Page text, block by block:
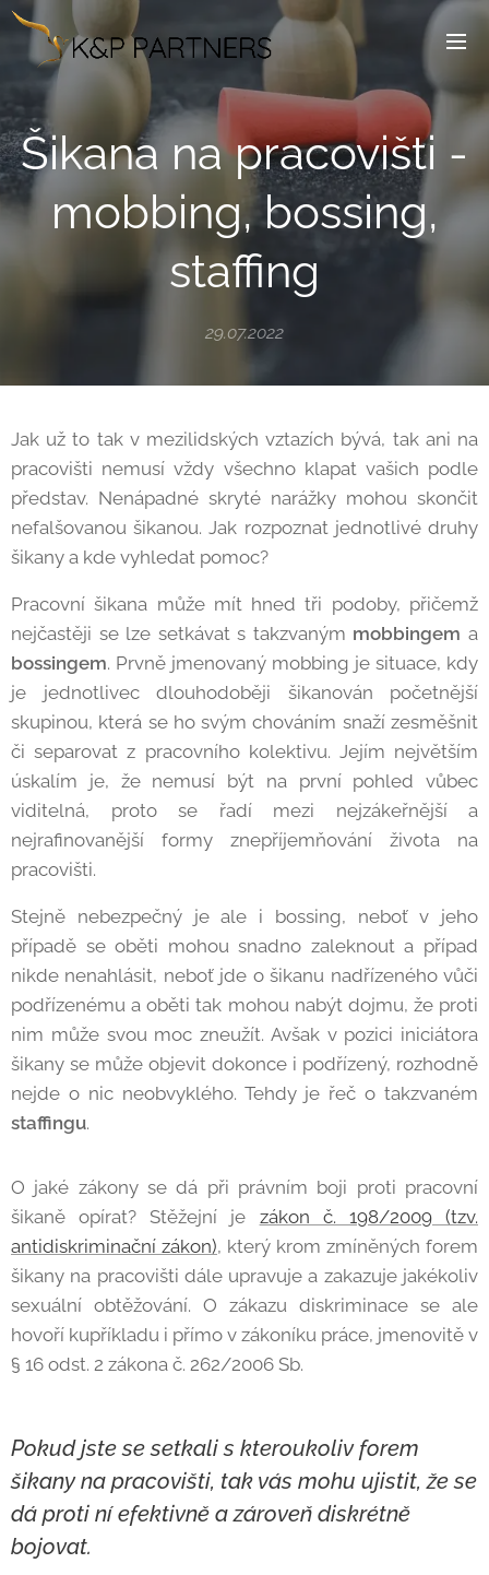
Šikana na pracovišti -
mobbing, bossing,
staffing
29.07.2022
Jak už to tak v mezilidských vztazích bývá, tak ani na
pracovišti nemusí vždy všechno klapat vašich podle
představ. Nenápadné skryté narážky mohou skončit
nefalšovanou šikanou. Jak rozpoznat jednotlivé druhy
šikany a kde vyhledat pomoc?
Pracovní šikana může mít hned tři podoby, přičemž
nejčastěji se lze setkávat s takzvaným mobbingem a
bossingem. Prvně jmenovaný mobbing je situace, kdy
je jednotlivec dlouhodoběji šikanován početnější
skupinou, která se ho svým chováním snaží zesměšnit
či separovat z pracovního kolektivu. Jejím největším
úskalím je, že nemusí být na první pohled vůbec
viditelná, proto se řadí mezi nejzákeřnější a
nejrafinovanější formy znepříjemňování života na
pracovišti.
Stejně nebezpečný je ale i bossing, neboť v jeho
případě se oběti mohou snadno zaleknout a případ
nikde nenahlásit, neboť jde o šikanu nadřízeného vůči
podřízenému a oběti tak mohou nabýt dojmu, že proti
nim může svou moc zneužít. Avšak v pozici iniciátora
šikany se může objevit dokonce i podřízený, rozhodně
nejde o nic neobvyklého. Tehdy je řeč o takzvaném
staffingu.
O jaké zákony se dá při právním boji proti pracovní
šikaně opírat? Stěžejní je zákon č. 198/2009 (tzv.
antidiskriminační zákon), který krom zmíněných forem
šikany na pracovišti dále upravuje a zakazuje jakékoliv
sexuální obtěžování. O zákazu diskriminace se ale
hovoří kupříkladu i přímo v zákoníku práce, jmenovitě v
§ 16 odst. 2 zákona č. 262/2006 Sb.
Pokud jste se setkali s kteroukoliv forem
šikany na pracovišti, tak vás mohu ujistit, že se
dá proti ní efektivně a zároveň diskrétně
bojovat.